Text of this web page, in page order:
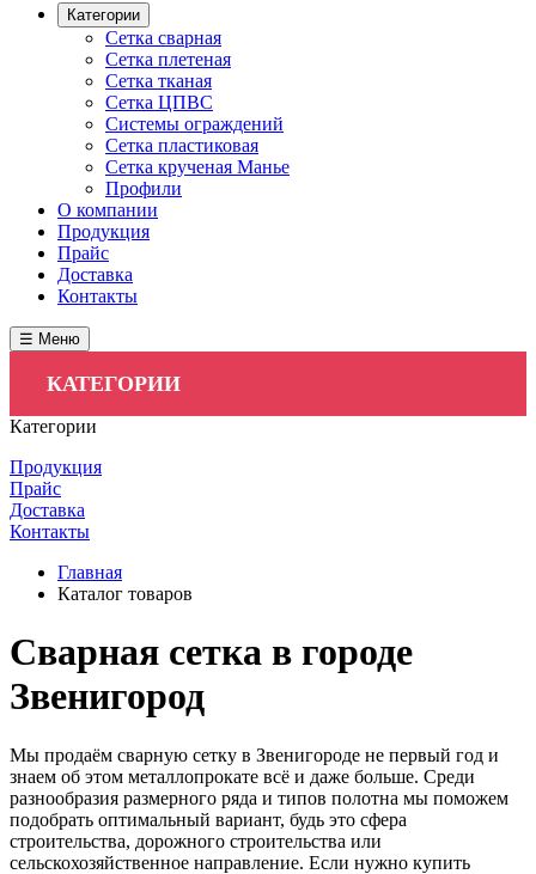
Категории
Сетка сварная
Сетка плетеная
Сетка тканая
Сетка ЦПВС
Системы ограждений
Сетка пластиковая
Сетка крученая Манье
Профили
О компании
Продукция
Прайс
Доставка
Контакты
☰ Меню
КАТЕГОРИИ
Категории
Продукция
Прайс
Доставка
Контакты
Главная
Каталог товаров
Cварная сетка в городе
Звенигород
Мы продаём сварную сетку в Звенигороде не первый год и
знаем об этом металлопрокате всё и даже больше. Среди
разнообразия размерного ряда и типов полотна мы поможем
подобрать оптимальный вариант, будь это сфера
строительства, дорожного строительства или
сельскохозяйственное направление. Если нужно купить